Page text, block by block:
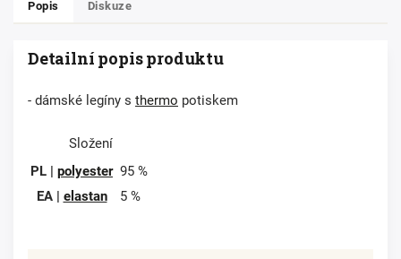
Popis Diskuze
Detailní popis produktu
- dámské legíny s thermo potiskem
Složení
PL | polyester 95 %
EA | elastan 5 %